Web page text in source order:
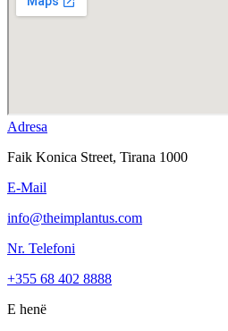
Adresa
Faik Konica Street, Tirana 1000
E-Mail
info@theimplantus.com
Nr. Telefoni
+355 68 402 8888
E henë